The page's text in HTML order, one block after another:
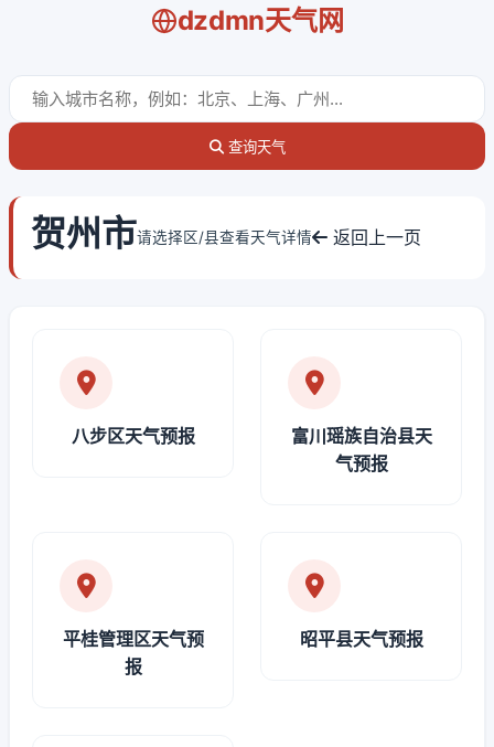
dzdmn天气网
查询天气
贺州市请选择区/县查看天气详情 返回上一页
八步区天气预报
富川瑶族自治县天
气预报
平桂管理区天气预
报
昭平县天气预报